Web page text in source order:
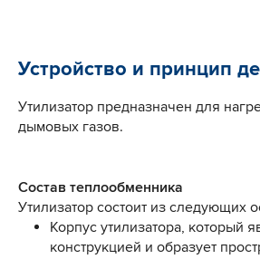
Устройство и принцип
Утилизатор предназначен для
дымовых газов.
Состав теплообменника
Утилизатор состоит из следующих
Корпус утилизатора, который
конструкцией и образует